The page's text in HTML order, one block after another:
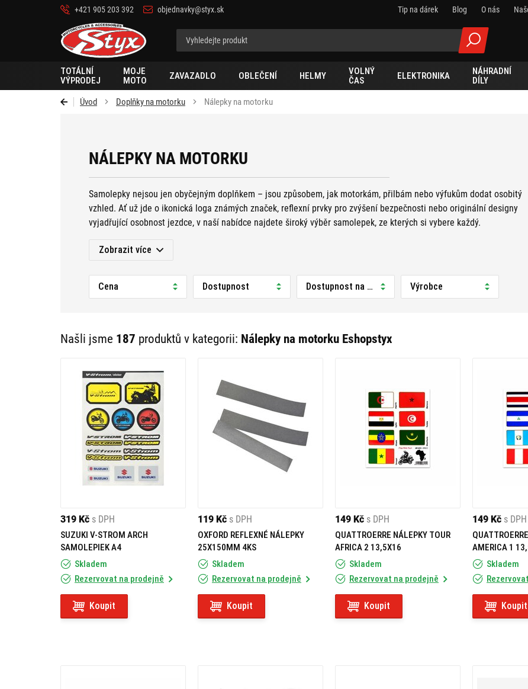
+421 905 203 392 objednavky@styx.sk Tip na dárek Blog O nás
Styx-
cz
TOTÁLNÍ
VÝPRODEJ
MOJE
MOTO
ZAVAZADLO OBLEČENÍ HELMY
VOLNÝ
ČAS
ELEKTRONIKA
NÁHRADNÍ
DÍLY
Úvod Doplňky na motorku Nálepky na motorku
NÁLEPKY NA MOTORKU
Samolepky nejsou jen obyčejným doplňkem – jsou způsobem, jak motorkám, přilbám nebo výfukům dodat osobitý
vzhled. Ať už jde o ikonická loga známých značek, reflexní prvky pro zvýšení bezpečnosti nebo originální designy
vyjadřující osobnost jezdce, v naší nabídce najdete široký výběr samolepek, ze kterých si vybere každý.
Kromě samolepek na motorku naleznete v naší nabídce i
motorkáře.
Dekorativní nálepky
– loga výrobců jako Honda, Yamaha, KTM nebo Suzuki.
Reflexní samolepky
– zvýší vaši viditelnost na cestě.
Speciální samolepky
JAK VYBRAT SPRÁVNOU SAMOLEPKU?
Účel použití – hledáte estetický doplněk, nebo praktický prvek pro zvýšení bezpečnosti?
Materiál a odolnost
– venkovní samolepky by měly být odolné vůči povětrnostním vlivům.
Kompatibilita
– ujistěte se, že vybraný model je vhodný pro váš motocykl nebo výbavu.
JAK SPRÁVNĚ APLIKOVAT SAMOLEPKY NA MOTORKU?
se předešlo vzduchovým bublinám. Reflexní a ochranné prvky umístěte na strategická místa pro maximální
efektivitu.
Dejte své motorce nebo výbavě originální styl a vzhled s kvalitními samolepkami, které vydrží dlouhé kilometry.
Zobrazit více
Cena Dostupnost Dostupnost na prodejně Výrobce
Našli jsme 187 produktů v kategorii: Nálepky na motorku Eshopstyx
319 Kč s DPH
SUZUKI V-STROM ARCH
SAMOLEPIEK A4
Skladem
Rezervovat na prodejně
Koupit
119 Kč s DPH
OXFORD REFLEXNÉ NÁLEPKY
25X150MM 4KS
Skladem
Rezervovat na prodejně
Koupit
149 Kč s DPH
QUATTROERRE NÁLEPKY TOUR
AFRICA 2 13,5X16
Skladem
Rezervovat na prodejně
Koupit
149 Kč s DPH
AMERICA 1
Skladem
Koupit